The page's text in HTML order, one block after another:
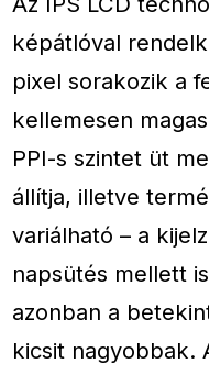
képátlóval
pixel sorakozik a
kellemesen
PPI-s szintet üt
állítja, illetve
variálható – a
napsütés mellett
azonban a
kicsit nagyobbak.